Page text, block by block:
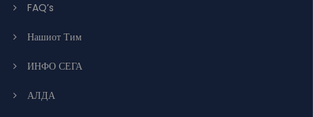
FAQ’s
Нашиот Тим
ИНФО СЕГА
АЛДА